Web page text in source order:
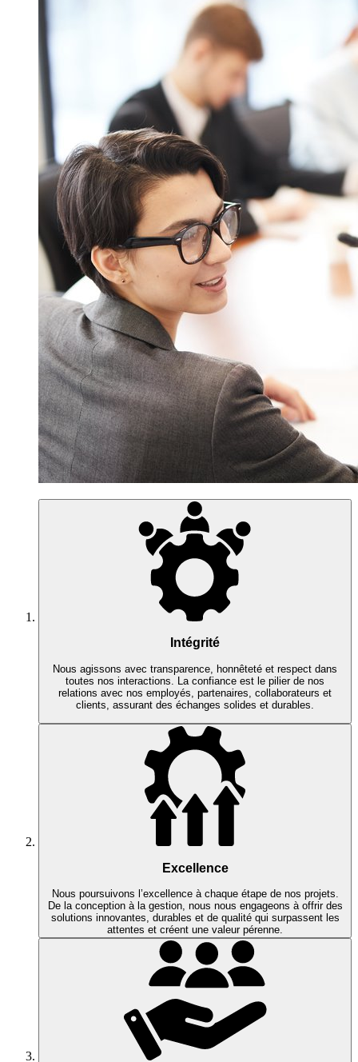
Intégrité
Nous agissons avec transparence, honnêteté et respect dans
toutes nos interactions. La confiance est le pilier de nos
relations avec nos employés, partenaires, collaborateurs et
clients, assurant des échanges solides et durables.
Excellence
Nous poursuivons l’excellence à chaque étape de nos projets.
De la conception à la gestion, nous nous engageons à offrir des
solutions innovantes, durables et de qualité qui surpassent les
attentes et créent une valeur pérenne.